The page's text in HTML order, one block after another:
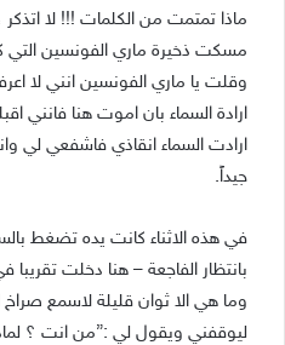
ماذا تمتمت من الكلمات !!! لا اتذكر
مسكت ذخيرة ماري الفونسين
وقلت يا ماري الفونسين انني لا
ارادة السماء بان اموت هنا فانني
ارادت السماء انقاذي فاشفعي لي
جيداً.
في هذه الاثناء كانت يده تضغط
بانتظار الفاجعة – هنا دخلت
وما هي الا ثوان قليلة لاسمع صراخ
ليوقفني ويقول لي :”من انت ؟